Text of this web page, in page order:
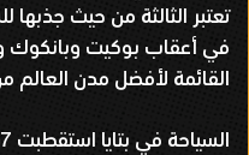
تعتبر الثالثة من حيث
في أعقاب بوكيت وبانكوك
القائمة لأفضل مدن العالم